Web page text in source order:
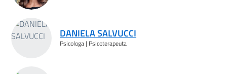
DANIELA SALVUCCI
Psicologa | Psicoterapeuta